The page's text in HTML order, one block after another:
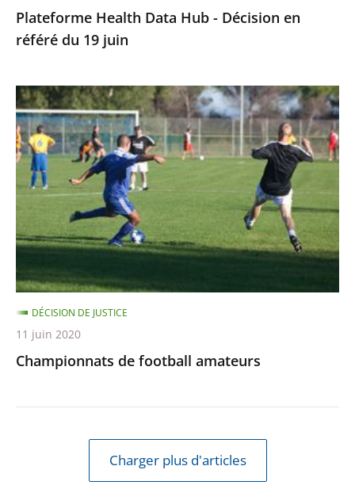
Plateforme Health Data Hub - Décision en
référé du 19 juin
Championnats
de
football
amateurs
Championnats de football amateurs
DÉCISION DE JUSTICE
11 juin 2020
Charger plus d'articles